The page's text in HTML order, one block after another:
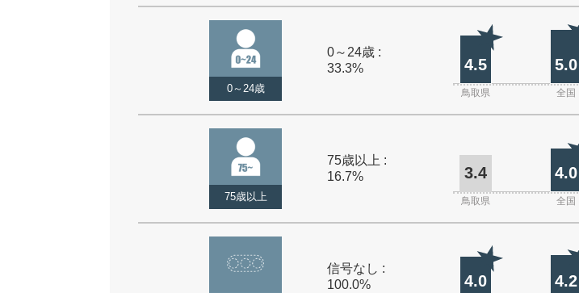
0～24歳
0～24歳 :
33.3%
4.5 5.0
鳥取県 全国
75歳以上
75歳以上 :
16.7%
3.4 4.0
鳥取県 全国
信号なし :
100.0%
4.0 4.2